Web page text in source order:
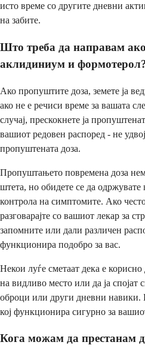
исто време со другите дневни
на забите.
Што треба да направам
аклидиниум и
Ако пропуштите доза, земете ја
ако не е речиси време за вашата
случај, прескокнете ја
вашиот редовен распоред - не
пропуштената доза.
Пропуштањето повремена доза
штета, но обидете се да одржувате
контрола на симптомите. Ако
разговарајте со вашиот лекар за
запомните или дали различен
функционира подобро за вас.
Некои луѓе сметаат дека е корисно
на видливо место или да ја спојат
оброци или други дневни навики.
кој функционира сигурно за
Кога можам да престанам